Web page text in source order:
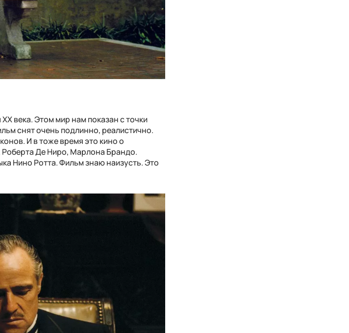
века. Этом мир нам показан с точки
снят очень подлинно, реалистично.
И в тоже время это кино о
Роберта Де Ниро, Марлона Брандо.
Нино Ротта. Фильм знаю наизусть. Это